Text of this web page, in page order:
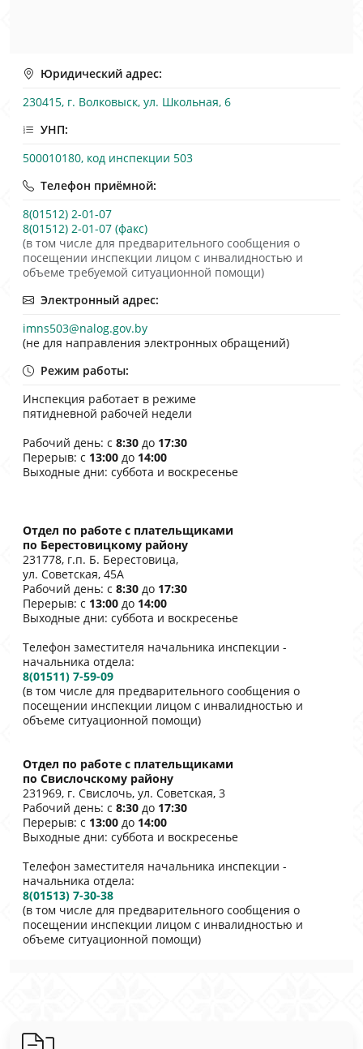
Юридический адрес:
230415, г. Волковыск, ул. Школьная, 6
УНП:
500010180, код инспекции 503
Телефон приёмной:
8(01512) 2-01-07
8(01512) 2-01-07 (факс)
(в том числе для предварительного сообщения о
посещении инспекции лицом с инвалидностью и
объеме требуемой ситуационной помощи)
Электронный адрес:
imns503@nalog.gov.by
(не для направления электронных обращений)
Режим работы:
Инспекция работает в режиме
пятидневной рабочей недели
Рабочий день: с 8:30 до 17:30
Перерыв: с 13:00 до 14:00
Выходные дни: суббота и воскресенье
Отдел по работе с плательщиками
по Берестовицкому району
231778, г.п. Б. Берестовица,
ул. Советская, 45А
Рабочий день: с 8:30 до 17:30
Перерыв: с 13:00 до 14:00
Выходные дни: суббота и воскресенье
Телефон заместителя начальника инспекции -
начальника отдела:
8(01511) 7-59-09
(в том числе для предварительного сообщения о
посещении инспекции лицом с инвалидностью и
объеме ситуационной помощи)
Отдел по работе с плательщиками
по Свислочскому району
231969, г. Свислочь, ул. Советская, 3
Рабочий день: с 8:30 до 17:30
Перерыв: с 13:00 до 14:00
Выходные дни: суббота и воскресенье
Телефон заместителя начальника инспекции -
начальника отдела:
8(01513) 7-30-38
(в том числе для предварительного сообщения о
посещении инспекции лицом с инвалидностью и
объеме ситуационной помощи)